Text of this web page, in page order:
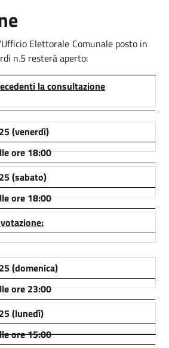
Elettorale Comunale posto in
n.5 resterà aperto:
la consultazione
(venerdì)
ore 18:00
(sabato)
ore 18:00
(domenica)
ore 23:00
(lunedì)
ore 15:00